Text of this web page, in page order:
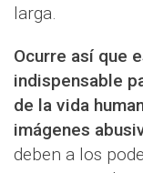
larga.
Ocurre así que
indispensable
de la vida
imágenes
deben a los